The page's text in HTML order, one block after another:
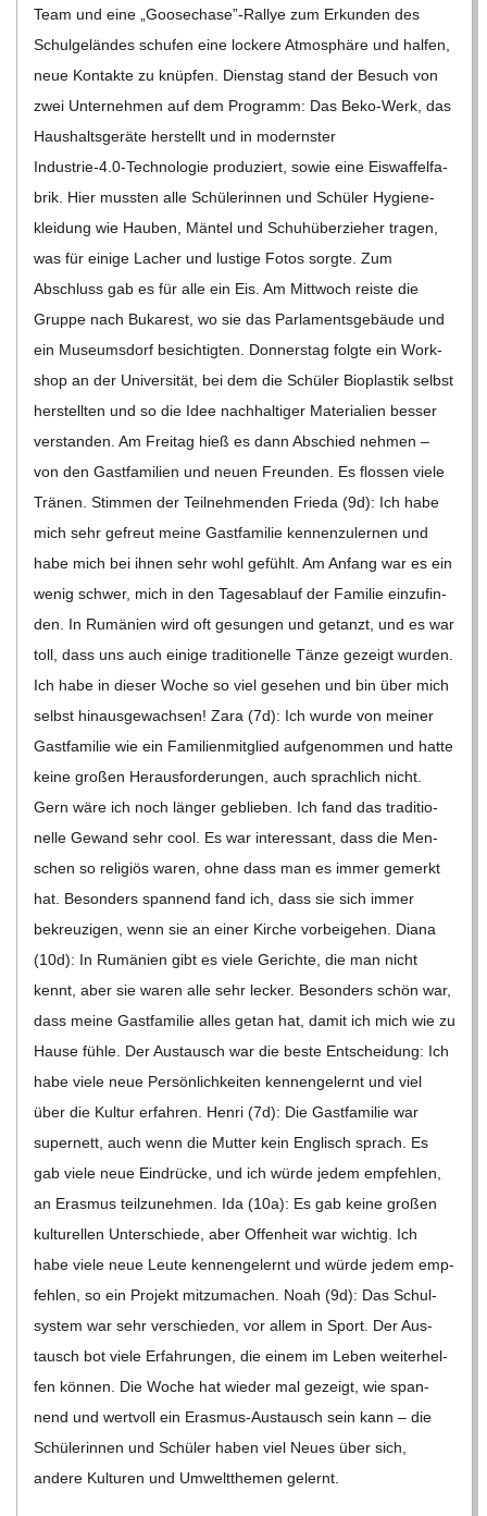
Team und eine „Goosechase”-Rallye zum Erkun­den des
Schul­ge­län­des schu­fen eine lockere Atmo­sphäre und hal­fen,
neue Kon­takte zu knüp­fen. Diens­tag stand der Besuch von
zwei Unter­neh­men auf dem Pro­gramm: Das Beko-Werk, das
Haus­halts­ge­räte her­stellt und in moderns­ter
Industrie‑4.0‑Technologie pro­du­ziert, sowie eine Eis­waf­fel­fa­
brik. Hier muss­ten alle Schü­le­rin­nen und Schü­ler Hygie­n­e­
klei­dung wie Hau­ben, Män­tel und Schu­h­über­zie­her tra­gen,
was für einige Lacher und lus­tige Fotos sorgte. Zum
Abschluss gab es für alle ein Eis. Am Mitt­woch reiste die
Gruppe nach Buka­rest, wo sie das Par­la­ments­ge­bäude und
ein Muse­ums­dorf besich­tig­ten. Don­ners­tag folgte ein Work­
shop an der Uni­ver­si­tät, bei dem die Schü­ler Bio­plas­tik selbst
her­stell­ten und so die Idee nach­hal­ti­ger Mate­ria­lien bes­ser
ver­stan­den. Am Frei­tag hieß es dann Abschied neh­men –
von den Gast­fa­mi­lien und neuen Freun­den. Es flos­sen viele
Trä­nen. Stim­men der Teil­neh­men­den Frieda (9d): Ich habe
mich sehr gefreut meine Gast­fa­mi­lie ken­nen­zu­ler­nen und
habe mich bei ihnen sehr wohl gefühlt. Am Anfang war es ein
wenig schwer, mich in den Tages­ab­lauf der Fami­lie ein­zu­fin­
den. In Rumä­nien wird oft gesun­gen und getanzt, und es war
toll, dass uns auch einige tra­di­tio­nelle Tänze gezeigt wur­den.
Ich habe in die­ser Woche so viel gese­hen und bin über mich
selbst hin­aus­ge­wach­sen! Zara (7d): Ich wurde von mei­ner
Gast­fa­mi­lie wie ein Fami­li­en­mit­glied auf­ge­nom­men und hatte
keine gro­ßen Her­aus­for­de­run­gen, auch sprach­lich nicht.
Gern wäre ich noch län­ger geblie­ben. Ich fand das tra­di­tio­
nelle Gewand sehr cool. Es war inter­es­sant, dass die Men­
schen so reli­giös waren, ohne dass man es immer gemerkt
hat. Beson­ders span­nend fand ich, dass sie sich immer
bekreu­zi­gen, wenn sie an einer Kir­che vor­bei­ge­hen. Diana
(10d): In Rumä­nien gibt es viele Gerichte, die man nicht
kennt, aber sie waren alle sehr lecker. Beson­ders schön war,
dass meine Gast­fa­mi­lie alles getan hat, damit ich mich wie zu
Hause fühle. Der Aus­tausch war die beste Ent­schei­dung: Ich
habe viele neue Per­sön­lich­kei­ten ken­nen­ge­lernt und viel
über die Kul­tur erfah­ren. Henri (7d): Die Gast­fa­mi­lie war
super­nett, auch wenn die Mut­ter kein Eng­lisch sprach. Es
gab viele neue Ein­drü­cke, und ich würde jedem emp­feh­len,
an Eras­mus teil­zu­neh­men. Ida (10a): Es gab keine gro­ßen
kul­tu­rel­len Unter­schiede, aber Offen­heit war wich­tig. Ich
habe viele neue Leute ken­nen­ge­lernt und würde jedem emp­
feh­len, so ein Pro­jekt mit­zu­ma­chen. Noah (9d): Das Schul­
sys­tem war sehr ver­schie­den, vor allem in Sport. Der Aus­
tausch bot viele Erfah­run­gen, die einem im Leben wei­ter­hel­
fen kön­nen. Die Woche hat wie­der mal gezeigt, wie span­
nend und wert­voll ein Eras­­mus-Aus­­­tausch sein kann – die
Schü­le­rin­nen und Schü­ler haben viel Neues über sich,
andere Kul­tu­ren und Umwelt­the­men gelernt.